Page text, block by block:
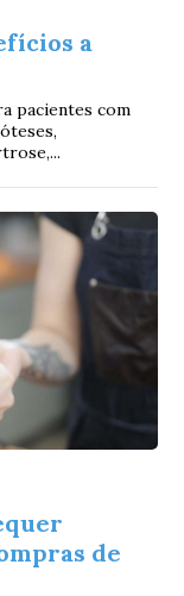
a
pacientes com
de